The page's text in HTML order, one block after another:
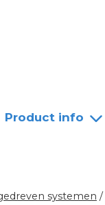
Product info
systemen /